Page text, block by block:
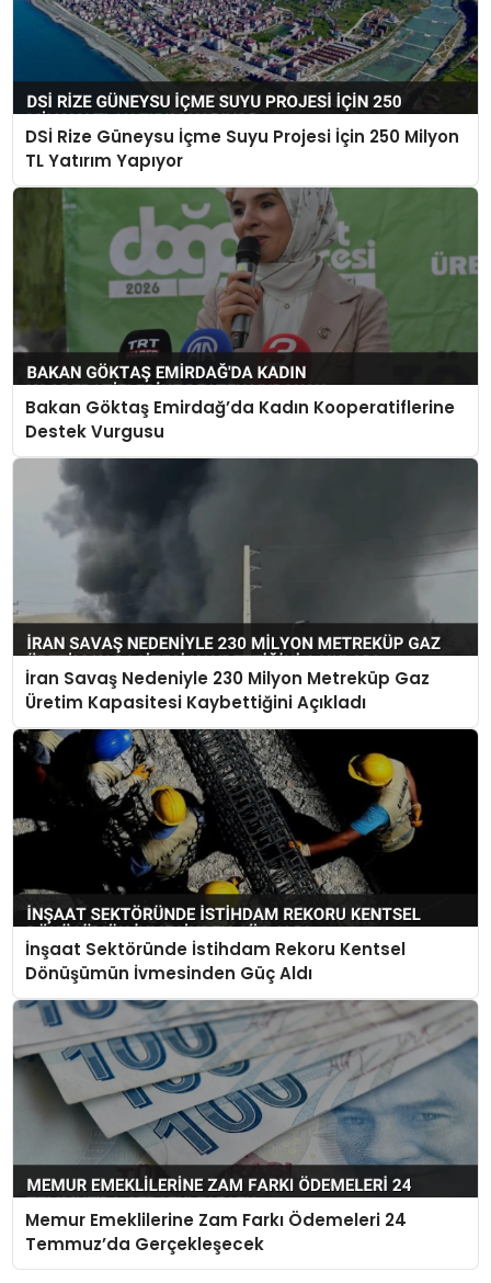
DSİ Rize Güneysu İçme Suyu Projesi İçin 250 Milyon
TL Yatırım Yapıyor
Bakan Göktaş Emirdağ’da Kadın Kooperatiflerine
Destek Vurgusu
İran Savaş Nedeniyle 230 Milyon Metreküp Gaz
Üretim Kapasitesi Kaybettiğini Açıkladı
İnşaat Sektöründe İstihdam Rekoru Kentsel
Dönüşümün İvmesinden Güç Aldı
Memur Emeklilerine Zam Farkı Ödemeleri 24
Temmuz’da Gerçekleşecek